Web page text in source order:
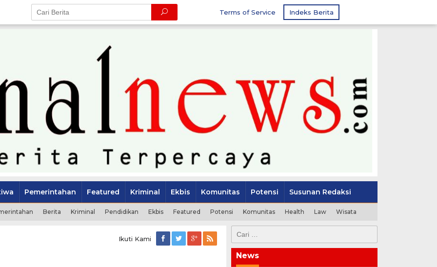
Terms of Service Indeks Berita
Pemerintahan Featured Kriminal Ekbis Komunitas Potensi Susunan Redaksi
Berita Kriminal Pendidikan Ekbis Featured Potensi Komunitas Health Law Wisata
Ikuti Kami
untuk:
News